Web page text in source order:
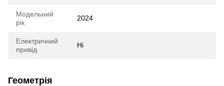
Модельний
рік
2024
Електричний
привід
Ні
Геометрія